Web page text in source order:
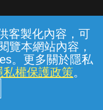
客製化內容，可
覽本網站內容，
。更多關於隱私
私權保護政策。
條款 隱私權保護
家庭分公司
© 2026